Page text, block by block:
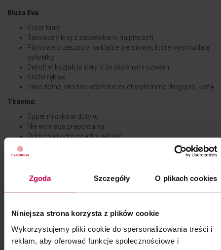
Zgoda Szczegóły O plikach cookies
Niniejsza strona korzysta z plików cookie
Wykorzystujemy pliki cookie do spersonalizowania treści i
reklam, aby oferować funkcje społecznościowe i
Bluza Eve
Kolor biały
Taliowany krój z zaszewkami na plecach
Pionowe przeszycia na klatce piersiowej, które wysmuklają
sylwetkę
Dekolt w kształcie litery V ze skośnymi szwami
Krótki rękaw
Dwie dolne, skośne kieszenie z uchwytami na długopis, kartę
Tkanina:
Super miękka w dotyku
Nie wymaga prasowania
Oddycha i odprowadza wilgoć
Szybkoschnąca, odporna na blaknięcie i kurczenie
22% wiskoza
Wymiary:
ramiona - 49 cm
biust - 129 cm